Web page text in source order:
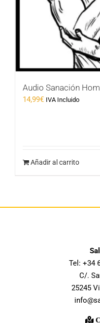
Audio Sanación
14,99€ IVA Incluido
Añadir al carrito
Tel: +34
C/.
25245